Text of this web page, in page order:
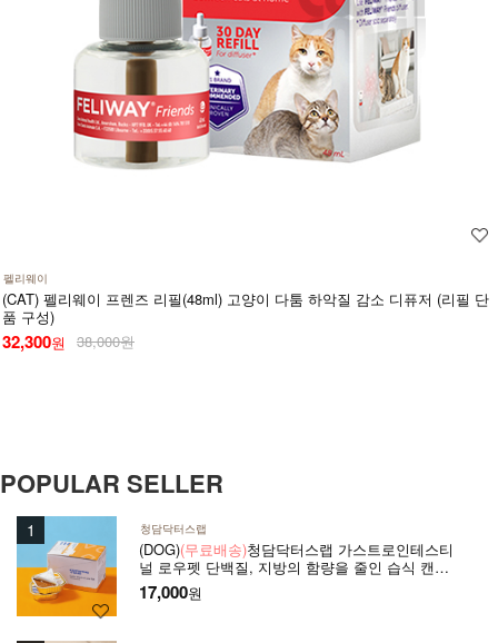
펠리웨이
(CAT) 펠리웨이 프렌즈 리필(48ml) 고양이 다툼 하악질 감소 디퓨저 (리필 단
품 구성)
32,300원 38,000원
POPULAR SELLER
청담닥터스랩
(DOG)(무료배송)청담닥터스랩 가스트로인테스티
널 로우펫 단백질, 지방의 함량을 줄인 습식 캔사
료 600g(100gx6ea) 저지방처방습식,췌장염 ,소화
기질환,고지혈증,담낭슬러지
17,000원